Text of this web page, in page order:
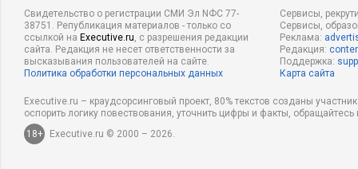
ИНВЕСТИЦИИ 7168 0
Продажа бизнеса: эмоции против
здравого смысла
Как
Свидетельство о регистрации СМИ Эл NФС 77-
38751. Републикация материалов - только со
ссылкой на Executive.ru, с разрешения редакции
сайта. Редакция не несет ответственности за
высказывания пользователей на сайте.
Политика обработки персональных данных
Сервисы,
Сервисы,
Реклама:
Редакция:
Поддержка:
Карта сайта
Executive.ru – краудсорсинговый проект, 80% текстов созданы
оспорить логику повествования, уточнить цифры и факты,
18+
Executive.ru © 2000 – 2026.